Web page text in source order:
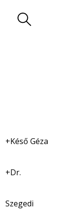
Géza
+Dr.